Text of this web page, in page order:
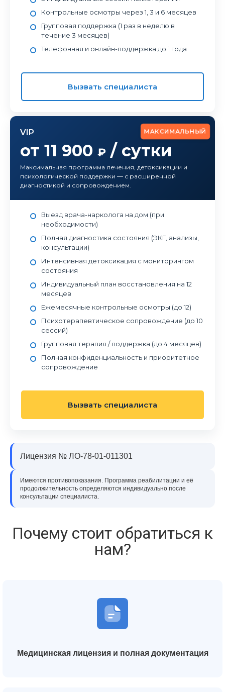
Контрольные осмотры через 1, 3 и 6 месяцев
Групповая поддержка (1 раз в неделю в
течение 3 месяцев)
Телефонная и онлайн-поддержка до 1 года
Вызвать специалиста
МАКСИМАЛЬНЫЙ
VIP
от 11 900 ₽ / сутки
Максимальная программа лечения, детоксикации и
психологической поддержки — с расширенной
диагностикой и сопровождением.
Выезд врача-нарколога на дом (при
необходимости)
Полная диагностика состояния (ЭКГ, анализы,
консультации)
Интенсивная детоксикация с мониторингом
состояния
Индивидуальный план восстановления на 12
месяцев
Ежемесячные контрольные осмотры (до 12)
Психотерапевтическое сопровождение (до 10
сессий)
Групповая терапия / поддержка (до 4 месяцев)
Полная конфиденциальность и приоритетное
сопровождение
Вызвать специалиста
Лицензия № ЛО-78-01-011301
Имеются противопоказания. Программа реабилитации и её
продолжительность определяются индивидуально после
консультации специалиста.
Почему стоит обратиться к
нам?
Медицинская лицензия и полная документация